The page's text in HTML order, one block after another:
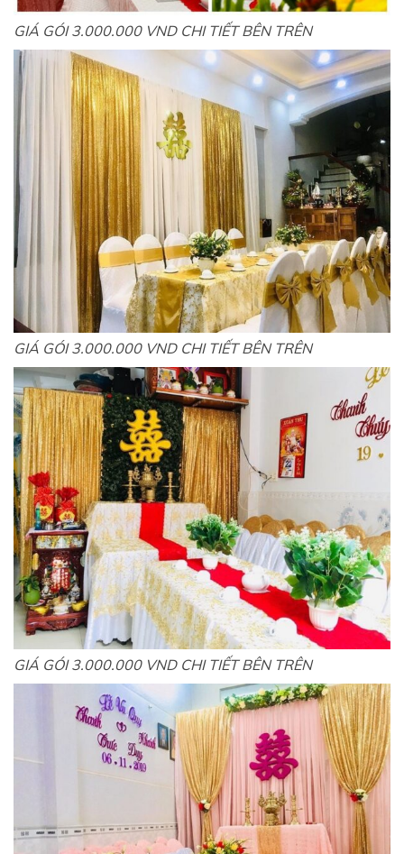
GIÁ GÓI 3.000.000 VND CHI TIẾT BÊN TRÊN
GIÁ GÓI 3.000.000 VND CHI TIẾT BÊN TRÊN
GIÁ GÓI 3.000.000 VND CHI TIẾT BÊN TRÊN